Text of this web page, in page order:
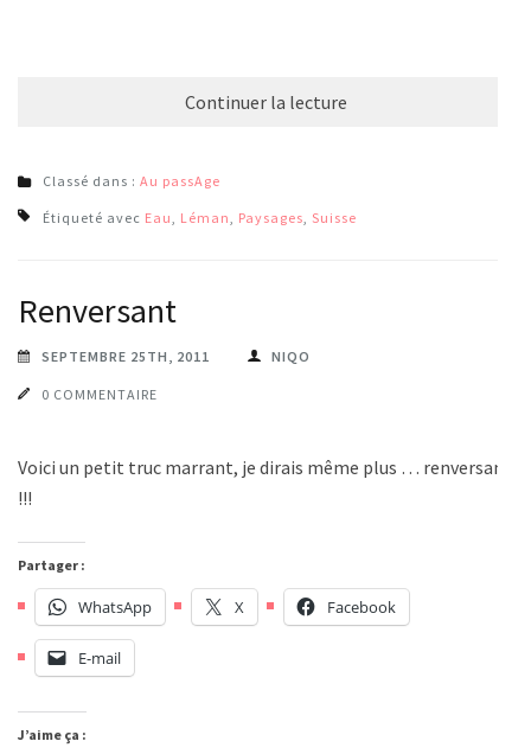
Continuer la lecture
Classé dans : Au passAge
Étiqueté avec Eau, Léman, Paysages, Suisse
Renversant
SEPTEMBRE 25TH, 2011 NIQO
0 COMMENTAIRE
Voici un petit truc marrant, je dirais même plus … renversant
!!!
Partager :
WhatsApp X Facebook
E-mail
J’aime ça :